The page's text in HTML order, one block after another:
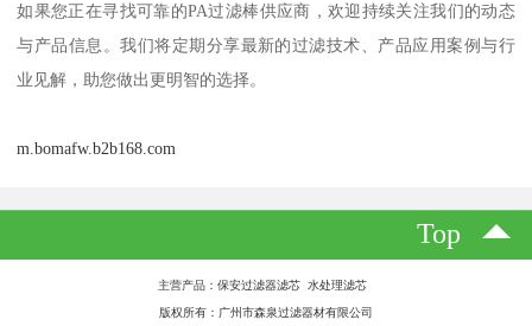
如果您正在寻找可靠的PA过滤棒供应商，欢迎持续关注我们的动态
与产品信息。我们将定期分享最新的过滤技术、产品应用案例与行
业见解，助您做出更明智的选择。
m.bomafw.b2b168.com
Top
主营产品：保安过滤器滤芯 水处理滤芯
版权所有：广州市森泉过滤器材有限公司